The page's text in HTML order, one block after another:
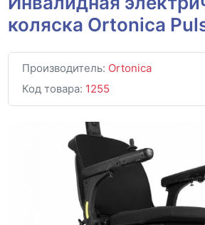
коляска Ortonica
Производитель: Ortonica
Код товара: 1255